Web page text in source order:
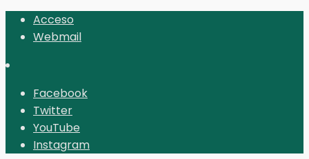
Acceso
Webmail
Facebook
Twitter
YouTube
Instagram